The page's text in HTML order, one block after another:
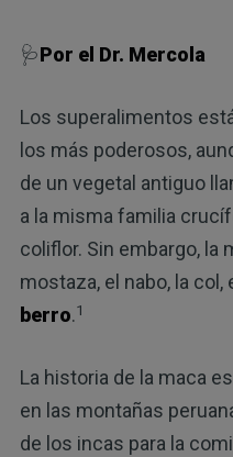
🩺Por el Dr. Mercola
Los superalimentos
los más poderosos,
de un vegetal antiguo
a la misma familia
coliflor. Sin embargo, la
mostaza, el nabo, la col,
berro.1
La historia de la maca
en las montañas
de los incas para la